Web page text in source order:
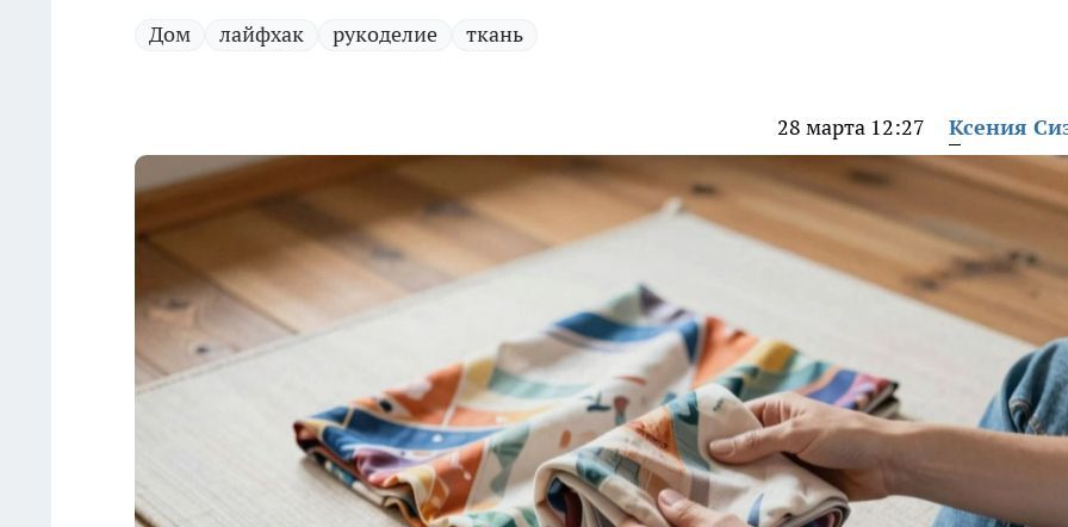
Дом лайфхак рукоделие ткань
28 марта 12:27 Ксения